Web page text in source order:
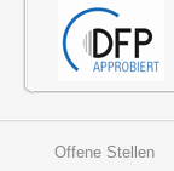
Offene Stellen